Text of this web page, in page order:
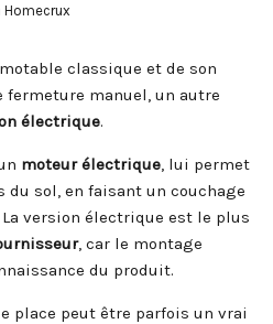
Homecrux
classique et de son
fermeture manuel, un autre
électrique.
moteur électrique, lui permet
du sol, en faisant un couchage
version électrique est le plus
, car le montage
du produit.
place peut être parfois un vrai